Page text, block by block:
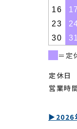
16
17
23
30
31
＝定
定休日
営業時
▶2026